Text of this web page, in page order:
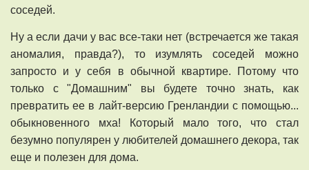
соседей.
Ну а если дачи у вас все-таки нет (встречается же такая
аномалия, правда?), то изумлять соседей можно
запросто и у себя в обычной квартире. Потому что
только с "Домашним" вы будете точно знать, как
превратить ее в лайт-версию Гренландии с помощью...
обыкновенного мха! Который мало того, что стал
безумно популярен у любителей домашнего декора, так
еще и полезен для дома.